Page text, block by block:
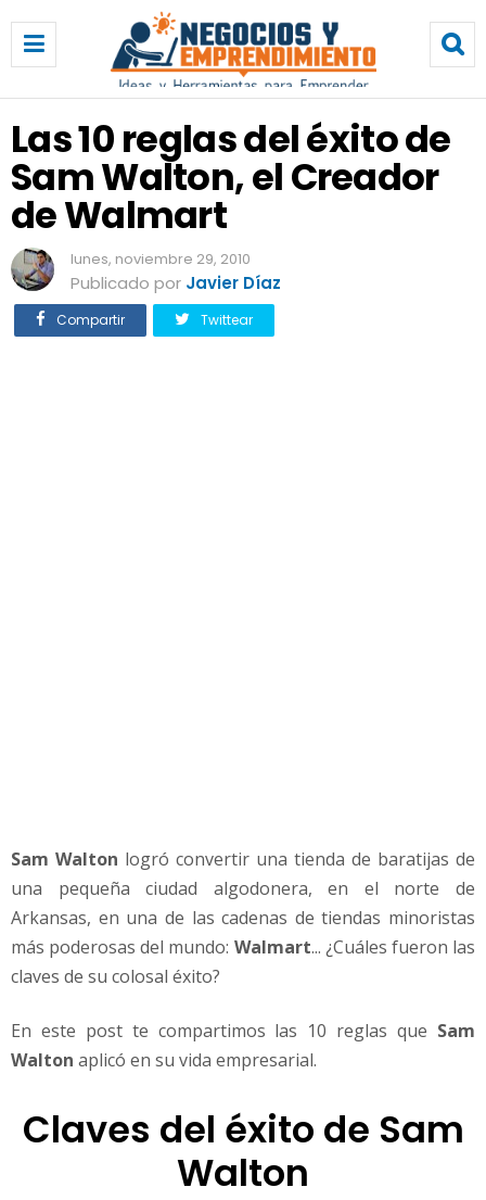
s
1
r
e
g
l
s
d
e
l
e
a
o
r
d
W
l
a
r
Las 10 reglas del éxito de
Sam Walton, el Creador
de Walmart
lunes, noviembre 29, 2010
Publicado por Javier Díaz
Compartir Twittear
Sam Walton logró convertir una tienda de baratijas de
una pequeña ciudad algodonera, en el norte de
Arkansas, en una de las cadenas de tiendas minoristas
más poderosas del mundo: Walmart... ¿Cuáles fueron las
claves de su colosal éxito?
En este post te compartimos las 10 reglas que Sam
Walton aplicó en su vida empresarial.
Claves del éxito de Sam
Walton